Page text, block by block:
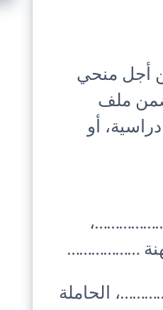
أجل منحي
ضمن ملف
أو
………………
الحاملة